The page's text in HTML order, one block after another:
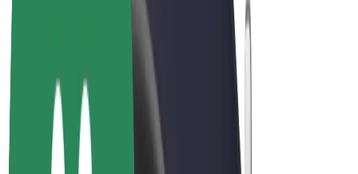
Заробляйте з Bolt
Водієм
Заробіток водія